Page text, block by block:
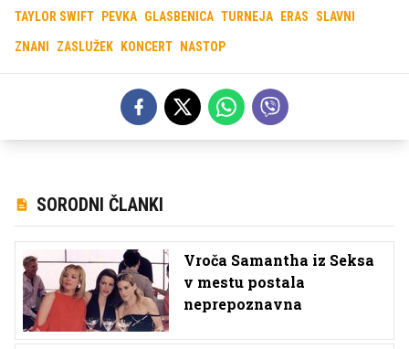
TAYLOR SWIFT PEVKA GLASBENICA TURNEJA ERAS SLAVNI
ZNANI ZASLUŽEK KONCERT NASTOP
SORODNI ČLANKI
Vroča Samantha iz Seksa
v mestu postala
neprepoznavna